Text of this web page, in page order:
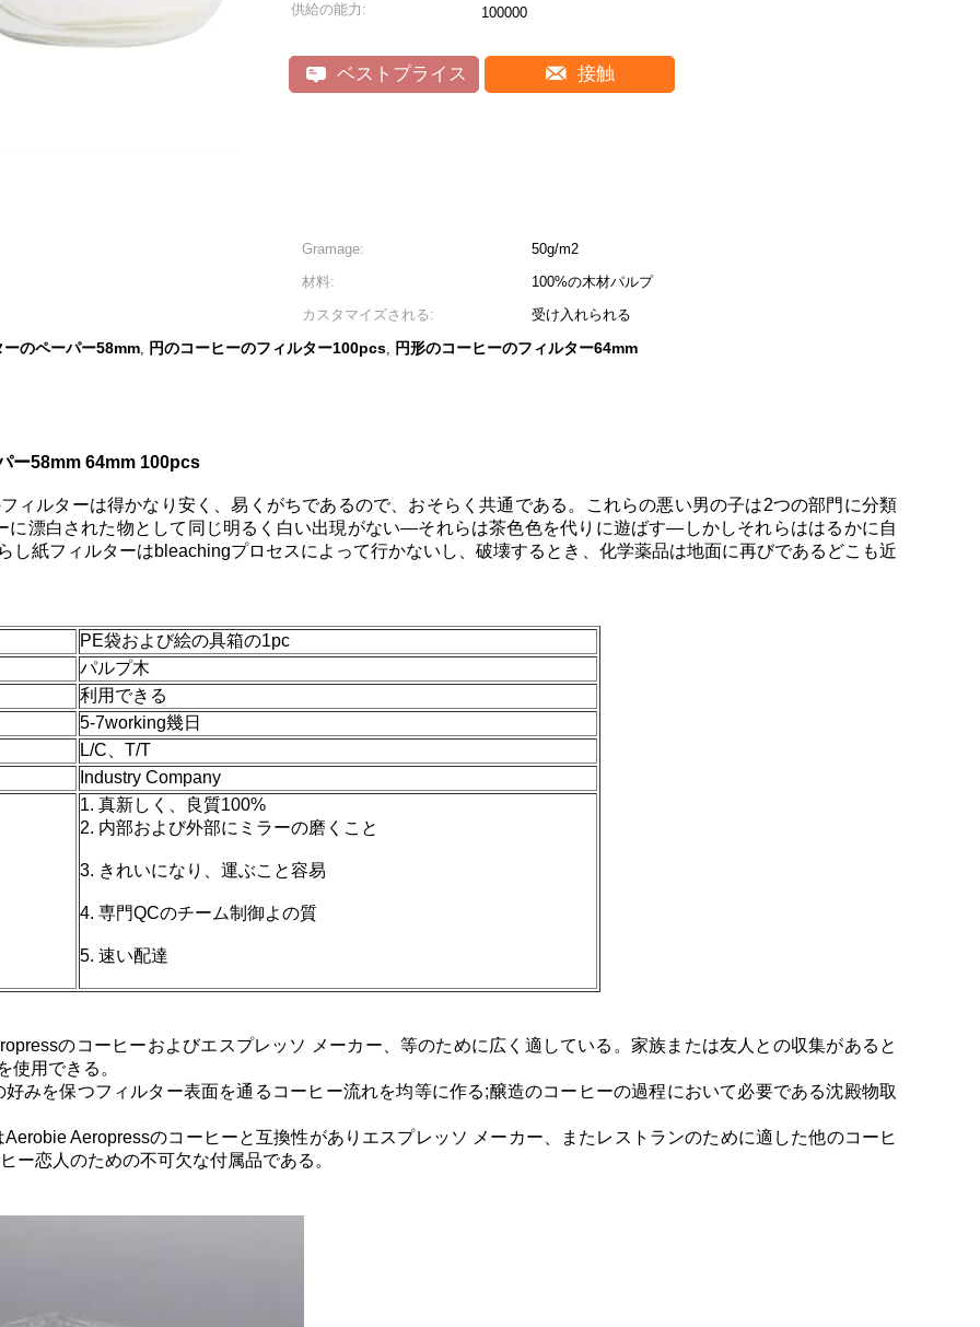
供給の能力: 100000
ベストプライス 接触
Gramage:
50g/m2
材料:
100%の木材パルプ
カスタマイズされる:
受け入れられる
のペーパー58mm, 円のコーヒーのフィルター100pcs, 円形のコーヒーのフィルター64mm
ー58mm 64mm 100pcs
ィルターは得かなり安く、易くがちであるので、おそらく共通である。これらの悪い男の子は2つの部門に分類
に漂白された物として同じ明るく白い出現がない—それらは茶色色を代りに遊ばす—しかしそれらははるかに自
し紙フィルターはbleachingプロセスによって行かないし、破壊するとき、化学薬品は地面に再びであるどこも近
PE袋および絵の具箱の1pc
パルプ木
利用できる
5-7working幾日
L/C、T/T
Industry Company
1. 真新しく、良質100%
2. 内部および外部にミラーの磨くこと
3. きれいになり、運ぶこと容易
4. 専門QCのチーム制御よの質
5. 速い配達
のコーヒーおよびエスプレッソ メーカー、等のために広く適している。家族または友人との収集があると
使用できる。
みを保つフィルター表面を通るコーヒー流れを均等に作る;醸造のコーヒーの過程において必要である沈殿物取
Aeropressのコーヒーと互換性がありエスプレッソ メーカー、またレストランのために適した他のコーヒ
ー恋人のための不可欠な付属品である。